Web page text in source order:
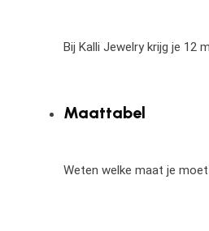
Bij Kalli Jewelry krijg je 12
Maattabel
Weten welke maat je